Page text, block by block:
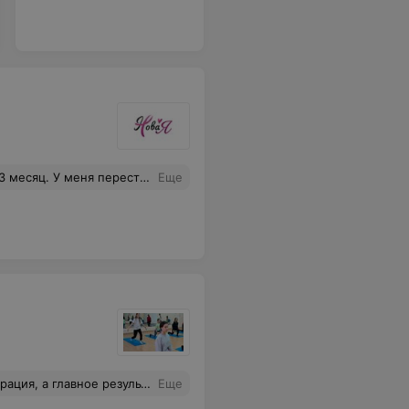
благодарность всем тренерам! Вы творите чудеса! Спасибо вам. Еще
условия для детей и для их родителей. Еще